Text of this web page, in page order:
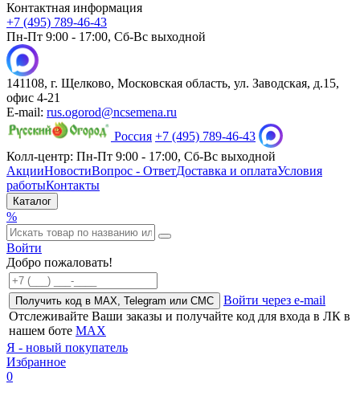
Контактная информация
+7 (495) 789-46-43
Пн-Пт 9:00 - 17:00, Сб-Вс выходной
141108, г. Щелково, Московская область, ул. Заводская, д.15,
офис 4-21
E-mail: rus.ogorod@ncsemena.ru
Россия +7 (495) 789-46-43
Колл-центр: Пн-Пт 9:00 - 17:00, Сб-Вс выходной
АкцииНовостиВопрос - ОтветДоставка и оплатаУсловия
работыКонтакты
Каталог
%
Войти
Добро пожаловать!
Получить код в MAX, Telegram или СМС
Войти через e-mail
Отслеживайте Ваши заказы и получайте код для входа в ЛК в
нашем боте MAX
Я - новый покупатель
Избранное
0